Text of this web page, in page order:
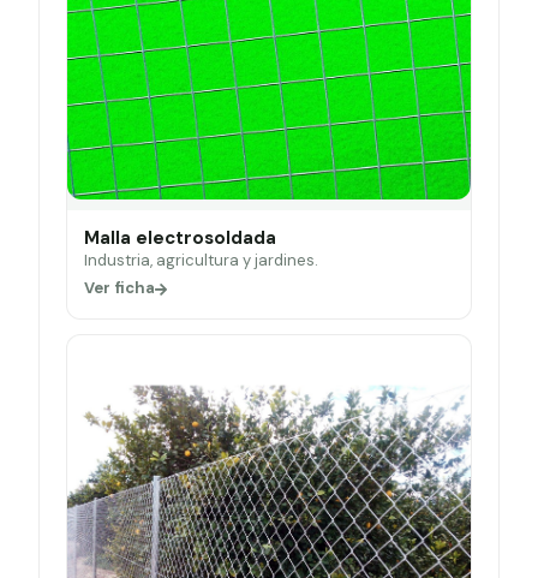
Malla electrosoldada
Industria, agricultura y jardines.
Ver ficha